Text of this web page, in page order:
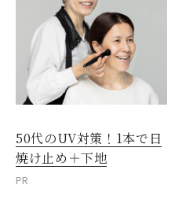
50代のUV対策！1本で日
焼け止め＋下地
PR